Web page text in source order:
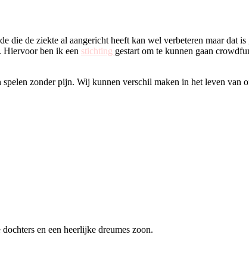
de ziekte al aangericht heeft kan wel verbeteren maar dat
Hiervoor ben ik een stichting gestart om te kunnen gaan
zonder pijn. Wij kunnen verschil maken in het leven van
en een heerlijke dreumes zoon.